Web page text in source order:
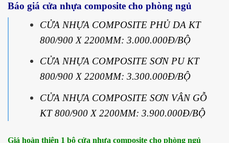
Báo giá cửa nhựa composite cho phòng ngủ
CỬA NHỰA COMPOSITE PHỦ DA KT
800/900 X 2200MM: 3.000.000Đ/BỘ
CỬA NHỰA COMPOSITE SƠN PU KT
800/900 X 2200MM: 3.300.000Đ/BỘ
CỬA NHỰA COMPOSITE SƠN VÂN GỖ
KT 800/900 X 2200MM: 3.900.000Đ/BỘ
Giá hoàn thiện 1 bộ cửa nhựa composite cho phòng ngủ